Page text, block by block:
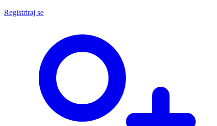
Registriraj se